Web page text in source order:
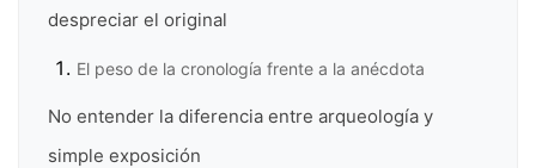
despreciar el original
El peso de la cronología frente a la anécdota
No entender la diferencia entre arqueología y
simple exposición